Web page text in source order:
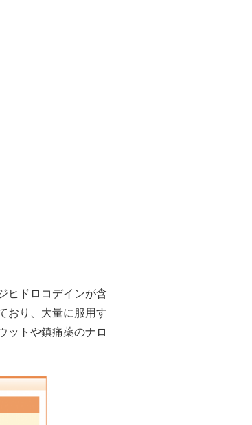
ヒドロコデインが含
おり、大量に服用す
ットや鎮痛薬のナロ